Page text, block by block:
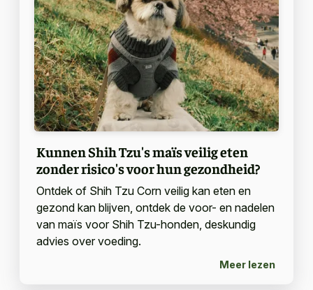
Kunnen Shih Tzu's maïs veilig eten
zonder risico's voor hun gezondheid?
Ontdek of Shih Tzu Corn veilig kan eten en
gezond kan blijven, ontdek de voor- en nadelen
van maïs voor Shih Tzu-honden, deskundig
advies over voeding.
Meer lezen